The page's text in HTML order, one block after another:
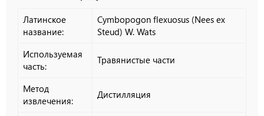
Латинское
название:
Cymbopogon flexuosus (Nees ex
Steud) W. Wats
Используемая
часть:
Травянистые части
Метод
извлечения:
Дистилляция